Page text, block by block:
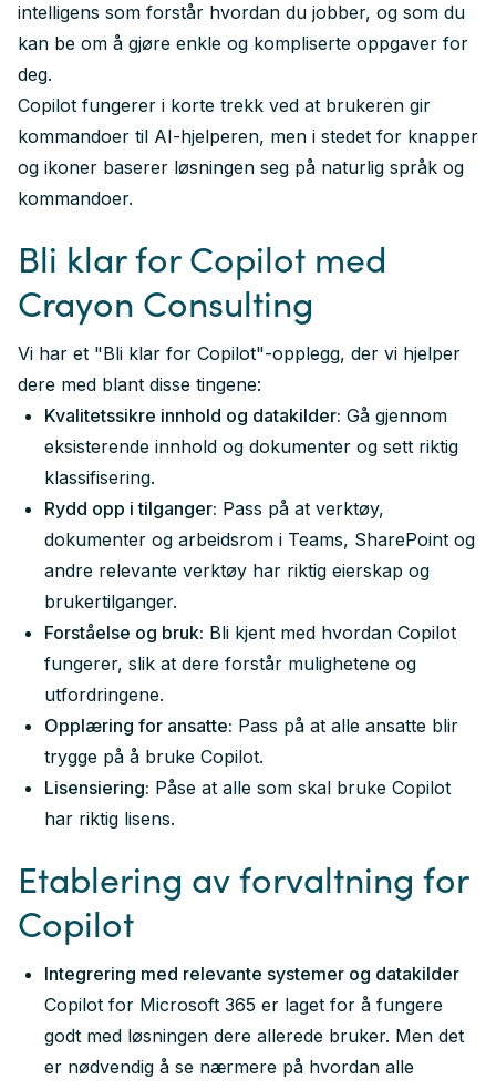
intelligens som forstår hvordan du jobber, og som du
kan be om å gjøre enkle og kompliserte oppgaver for
deg.
Copilot fungerer i korte trekk ved at brukeren gir
kommandoer til AI-hjelperen, men i stedet for knapper
og ikoner baserer løsningen seg på naturlig språk og
kommandoer.
Bli klar for Copilot med
Crayon Consulting
Vi har et "Bli klar for Copilot"-opplegg, der vi hjelper
dere med blant disse tingene:
Kvalitetssikre innhold og datakilder: Gå gjennom
eksisterende innhold og dokumenter og sett riktig
klassifisering.
Rydd opp i tilganger: Pass på at verktøy,
dokumenter og arbeidsrom i Teams, SharePoint og
andre relevante verktøy har riktig eierskap og
brukertilganger.
Forståelse og bruk: Bli kjent med hvordan Copilot
fungerer, slik at dere forstår mulighetene og
utfordringene.
Opplæring for ansatte: Pass på at alle ansatte blir
trygge på å bruke Copilot.
Lisensiering: Påse at alle som skal bruke Copilot
har riktig lisens.
Etablering av forvaltning for
Copilot
Integrering med relevante systemer og datakilder
Copilot for Microsoft 365 er laget for å fungere
godt med løsningen dere allerede bruker. Men det
er nødvendig å se nærmere på hvordan alle